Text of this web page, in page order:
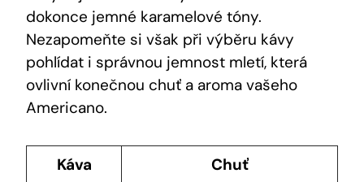
dokonce jemné karamelové tóny.
Nezapomeňte si však při výběru kávy
pohlídat i správnou jemnost mletí, která
ovlivní konečnou chuť a aroma vašeho
Americano.
Káva
Chuť